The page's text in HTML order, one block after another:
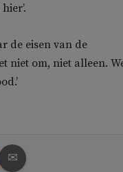
de eisen van de
niet om, niet alleen.
✉